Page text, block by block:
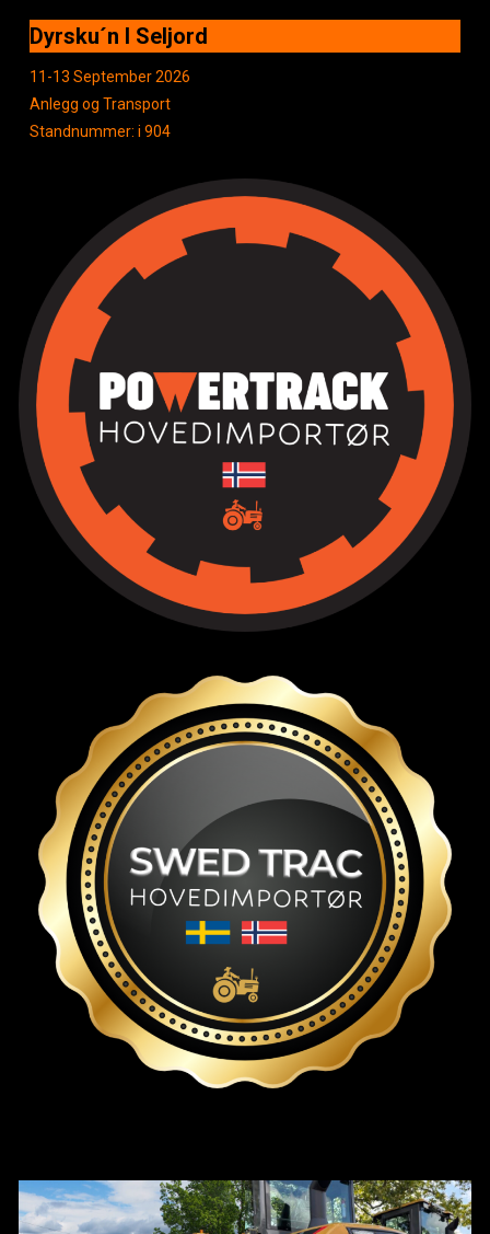
Dyrsku´n I Seljord
11-13 September 2026
Anlegg og Transport
Standnummer: i 904